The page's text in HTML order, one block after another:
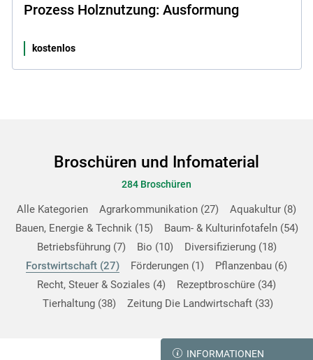
Prozess Holznutzung: Ausformung
kostenlos
Broschüren und Infomaterial
284 Broschüren
Alle Kategorien Agrarkommunikation 27 Aquakultur 8
Bauen, Energie & Technik 15 Baum- & Kulturinfotafeln 54
Betriebsführung 7 Bio 10 Diversifizierung 18
Forstwirtschaft 27 Förderungen 1 Pflanzenbau 6
Recht, Steuer & Soziales 4 Rezeptbroschüre 34
Tierhaltung 38 Zeitung Die Landwirtschaft 33
INFORMATIONEN